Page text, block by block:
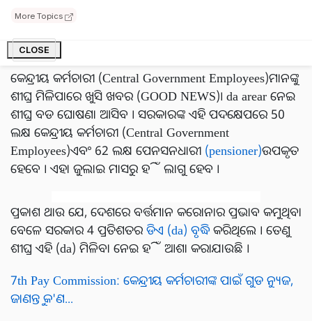
More Topics
CLOSE
କୌଣସି ଆଧିକାରିକ ଘୋଷଣା ହୋଇ ନାହିଁ ।
କେନ୍ଦ୍ରୀୟ କର୍ମଚାରୀ (Central Government Employees)ମାନଙ୍କୁ
ଶୀଘ୍ର ମିଳିପାରେ ଖୁସି ଖବର (GOOD NEWS)। da arear ନେଇ
ଶୀଘ୍ର ବଡ ଘୋଷଣା ଆସିବ । ସରକାରଙ୍କ ଏହି ପଦକ୍ଷେପରେ 50
ଲକ୍ଷ କେନ୍ଦ୍ରୀୟ କର୍ମଚାରୀ (Central Government
Employees)ଏବଂ 62 ଲକ୍ଷ ପେନସନଧାରୀ (pensioner)ଉପକୃତ
ହେବେ । ଏହା ଜୁଲାଇ ମାସରୁ ହିଁ ଲାଗୁ ହେବ ।
ପ୍ରକାଶ ଥାଉ ଯେ, ଦେଶରେ ବର୍ତ୍ତମାନ କରୋନାର ପ୍ରଭାବ କମୁଥିବା
ବେଳେ ସରକାର 4 ପ୍ରତିଶତର ଡିଏ (da) ବୃଦ୍ଧି କରିଥିଲେ । ତେଣୁ
ଶୀଘ୍ର ଏହି (da) ମିଳିବା ନେଇ ହିଁ ଆଶା କରାଯାଉଛି ।
7th Pay Commission: କେନ୍ଦ୍ରୀୟ କର୍ମଚାରୀଙ୍କ ପାଇଁ ଗୁଡ ନ୍ୟୁଜ,
ଜାଣନ୍ତୁ କ'ଣ...